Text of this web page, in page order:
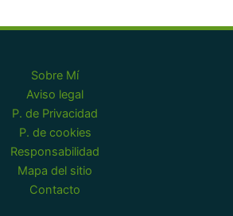
Sobre Mí
Aviso legal
P. de Privacidad
P. de cookies
Responsabilidad
Mapa del sitio
Contacto